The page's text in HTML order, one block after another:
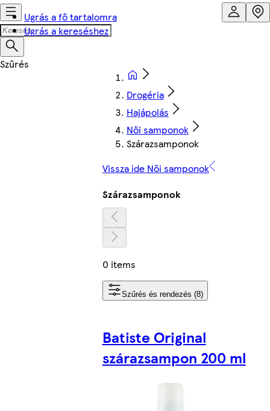
Ugrás a fő tartalomra
Ugrás a kereséshez
Drogéria
Hajápolás
Női samponok
Szárazsamponok
Vissza ide Női samponok
Szárazsamponok
0 items
Szűrés és rendezés (8)
Batiste Original
szárazsampon 200 ml